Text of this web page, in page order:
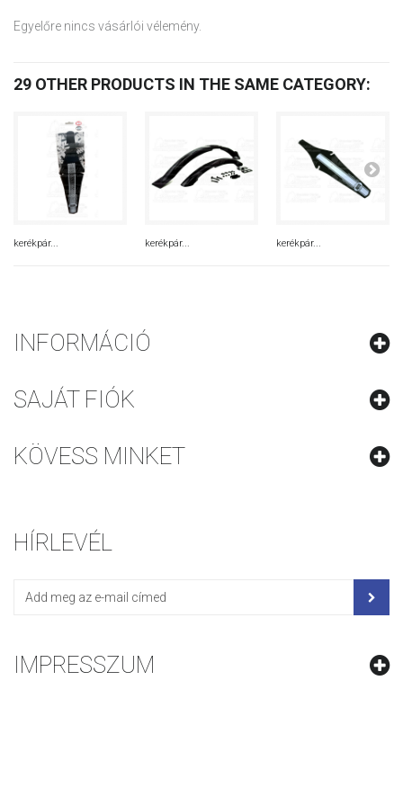
Egyelőre nincs vásárlói vélemény.
29 OTHER PRODUCTS IN THE SAME CATEGORY:
kerékpár... kerékpár... kerékpár...
INFORMÁCIÓ
SAJÁT FIÓK
KÖVESS MINKET
HÍRLEVÉL
IMPRESSZUM